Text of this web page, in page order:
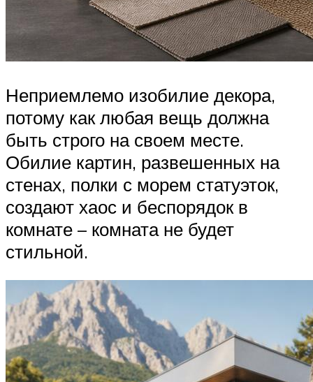
Неприемлемо изобилие декора,
потому как любая вещь должна
быть строго на своем месте.
Обилие картин, развешенных на
стенах, полки с морем статуэток,
создают хаос и беспорядок в
комнате – комната не будет
стильной.